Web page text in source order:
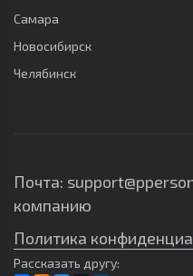
Самара
Новосибирск
Челябинск
Почта:
компанию
Политика
Рассказать другу: